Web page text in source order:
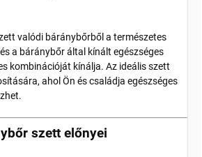
valódi báránybőrből a természetes
a báránybőr által kínált egészséges
kombinációját kínálja. Az ideális szett
ahol Ön és családja egészséges
szett előnyei